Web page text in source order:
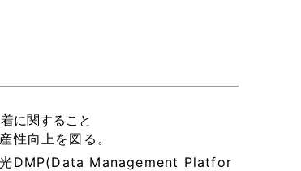
に関すること
性向上を図る。
光DMP(Data Management Platfor